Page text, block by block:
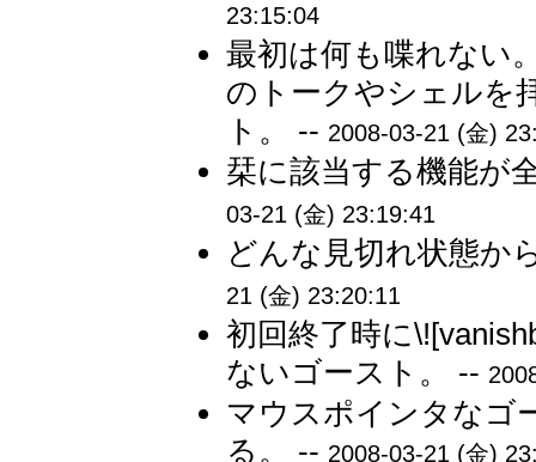
23:15:04
最初は何も喋れない
のトークやシェルを
ト。 -- 2008-03-21 (金)
栞に該当する機能が
03-21 (金) 23:19:41
どんな見切れ状態か
21 (金) 23:20:11
初回終了時に
ないゴースト。 --
マウスポインタなゴ
る。 -- 2008-03-21 (金)